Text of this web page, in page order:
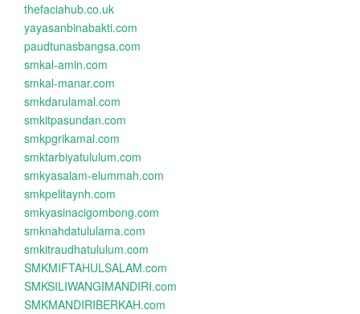
thefaciahub.co.uk
yayasanbinabakti.com
paudtunasbangsa.com
smkal-amin.com
smkal-manar.com
smkdarulamal.com
smkitpasundan.com
smkpgrikamal.com
smktarbiyatululum.com
smkyasalam-elummah.com
smkpelitaynh.com
smkyasinacigombong.com
smknahdatululama.com
smkitraudhatululum.com
SMKMIFTAHULSALAM.com
SMKSILIWANGIMANDIRI.com
SMKMANDIRIBERKAH.com